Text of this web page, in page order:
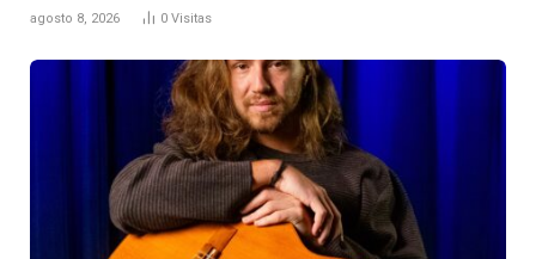
agosto 8, 2026 0 Visitas